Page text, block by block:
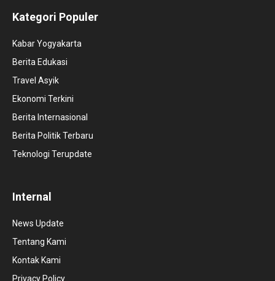
Kategori Populer
Kabar Yogyakarta
Berita Edukasi
Travel Asyik
Ekonomi Terkini
Berita Internasional
Berita Politik Terbaru
Teknologi Terupdate
Internal
News Update
Tentang Kami
Kontak Kami
Privacy Policy